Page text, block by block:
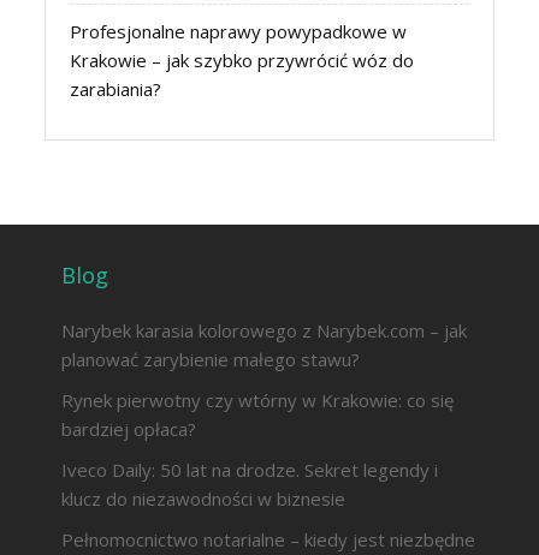
Profesjonalne naprawy powypadkowe w
Krakowie – jak szybko przywrócić wóz do
zarabiania?
Blog
Narybek karasia kolorowego z Narybek.com – jak
planować zarybienie małego stawu?
Rynek pierwotny czy wtórny w Krakowie: co się
bardziej opłaca?
Iveco Daily: 50 lat na drodze. Sekret legendy i
klucz do niezawodności w biznesie
Pełnomocnictwo notarialne – kiedy jest niezbędne